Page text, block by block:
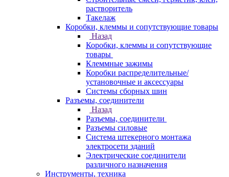
растворитель
Такелаж
Коробки, клеммы и сопутствующие товары
Назад
Коробки, клеммы и сопутствующие
товары
Клеммные зажимы
Коробки распределительные/
установочные и аксессуары
Системы сборных шин
Разъемы, соединители
Назад
Разъемы, соединители
Разъемы силовые
Система штекерного монтажа
электросети зданий
Электрические соединители
различного назначения
Инструменты, техника